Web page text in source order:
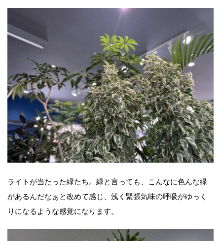
ライトが当たった緑たち。緑と言っても、こんなに色んな緑
があるんだなぁと改めて感じ、浅く緊張気味の呼吸がゆっく
りになるような感覚になります。